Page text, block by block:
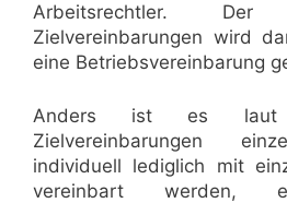
Arbeitsrechtler.
Zielvereinbarungen wird
eine Betriebsvereinbarung
Anders ist es laut
Zielvereinbarungen
individuell lediglich mit
vereinbart